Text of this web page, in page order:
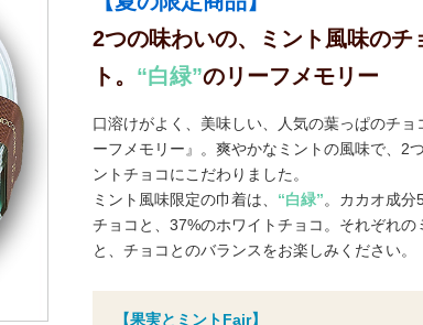
2つの味わいの、ミント風味のチ
ト。 “白緑”のリーフメモリー
口溶けがよく、美味しい、人気の葉っぱのチョ
ーフメモリー』。爽やかなミントの風味で、2
ントチョコにこだわりました。
ミント風味限定の巾着は、 “白緑”。カカオ成分
チョコと、37%のホワイトチョコ。それぞれの
と、チョコとのバランスをお楽しみください。
【果実とミントFair】